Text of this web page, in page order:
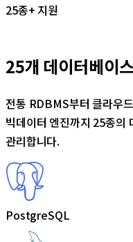
25종+ 지원
25개 데이터베이
전통 RDBMS부터 클라우
빅데이터 엔진까지 25종의
관리합니다.
PostgreSQL